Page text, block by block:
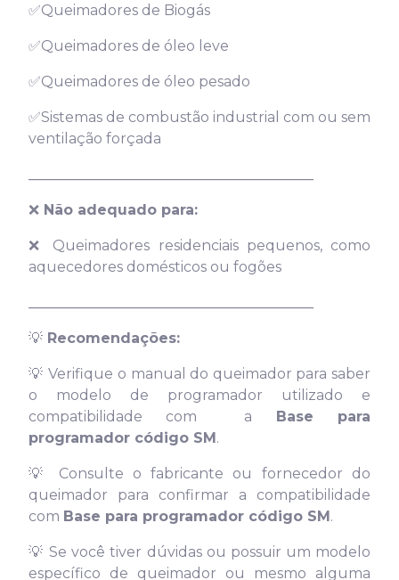
✅Queimadores de Biogás
✅Queimadores de óleo leve
✅Queimadores de óleo pesado
✅Sistemas de combustão industrial com ou sem
ventilação forçada
❌ Não adequado para:
❌
Queimadores residenciais pequenos, como
aquecedores domésticos ou fogões
💡 Recomendações:
💡 Verifique o manual do queimador para saber
o modelo de programador utilizado e
compatibilidade com a Base para
programador código SM.
💡
Consulte o fabricante ou fornecedor do
queimador para confirmar a compatibilidade
com Base para programador código SM.
💡 Se você tiver dúvidas ou possuir um modelo
específico de queimador ou mesmo alguma